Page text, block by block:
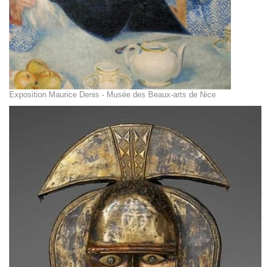
Exposition Maurice Denis - Musée des Beaux-arts de Nice